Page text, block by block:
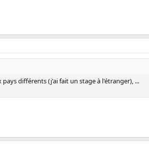
différents (j'ai fait un stage à l'étranger), ...